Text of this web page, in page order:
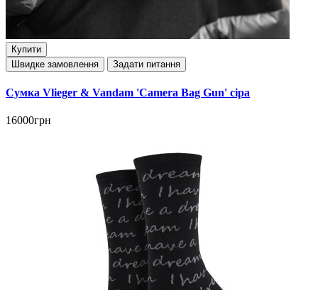
Купити
Швидке замовлення
Задати питання
Сумка Vlieger & Vandam 'Camera Bag Gun' сіра
16000грн